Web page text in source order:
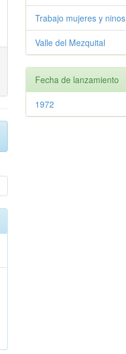
Trabajo mujeres y ninos
Valle del Mezquital
Fecha de lanzamiento
1972